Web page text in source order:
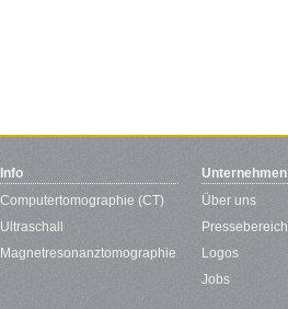
Info
Computertomographie (CT)
Ultraschall
Magnetresonanztomographie
Unternehmen
Über uns
Pressebereich
Logos
Jobs